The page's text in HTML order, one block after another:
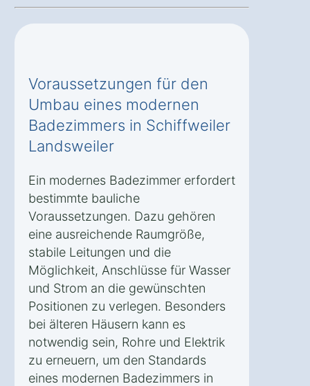
Voraussetzungen für den
Umbau eines modernen
Badezimmers in Schiffweiler
Landsweiler
Ein modernes Badezimmer erfordert
bestimmte bauliche
Voraussetzungen. Dazu gehören
eine ausreichende Raumgröße,
stabile Leitungen und die
Möglichkeit, Anschlüsse für Wasser
und Strom an die gewünschten
Positionen zu verlegen. Besonders
bei älteren Häusern kann es
notwendig sein, Rohre und Elektrik
zu erneuern, um den Standards
eines modernen Badezimmers in